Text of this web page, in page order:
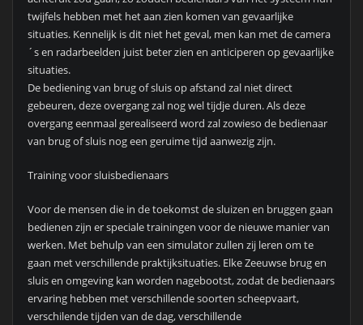
twijfels hebben met het aan zien komen van gevaarlijke
situaties. Kennelijk is dit niet het geval, men kan met de camera
´s en radarbeelden juist beter zien en anticiperen op gevaarlijke
situaties.
De bediening van brug of sluis op afstand zal niet direct
gebeuren, deze overgang zal nog wel tijdje duren. Als deze
overgang eenmaal gerealiseerd word zal zowieso de bedienaar
van brug of sluis nog een geruime tijd aanwezig zijn.
Training voor sluisbedienaars
Voor de mensen die in de toekomst de sluizen en bruggen gaan
bedienen zijn er speciale trainingen voor de nieuwe manier van
werken. Met behulp van een simulator zullen zij leren om te
gaan met verschillende praktijksituaties. Elke Zeeuwse brug en
sluis en omgeving kan worden nagebootst, zodat de bedienaars
ervaring hebben met verschillende soorten scheepvaart,
verschilende tijden van de dag, verschillende